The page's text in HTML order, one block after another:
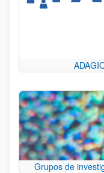
Grupos de